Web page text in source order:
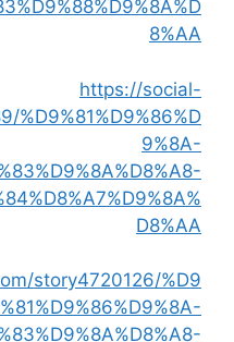
8%AA
https://social-
%D9%81%D9%86%D
9%8A-
D8%AA
story4720126/%D9
%81%D9%86%D9%8A-